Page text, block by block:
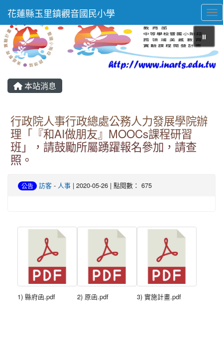
花蓮縣玉里鎮觀音國民小學
⏸
本站消息
行政院人事行政總處公務人力發展學院辦
理「『和AI做朋友』MOOCs課程研習
班」，請鼓勵所屬踴躍報名參加，請查
照。
公告 訪客 - 人事 | 2020-05-26 | 點閱數： 675
1) 縣府函.pdf 2) 原函.pdf 3) 實施計畫.pdf